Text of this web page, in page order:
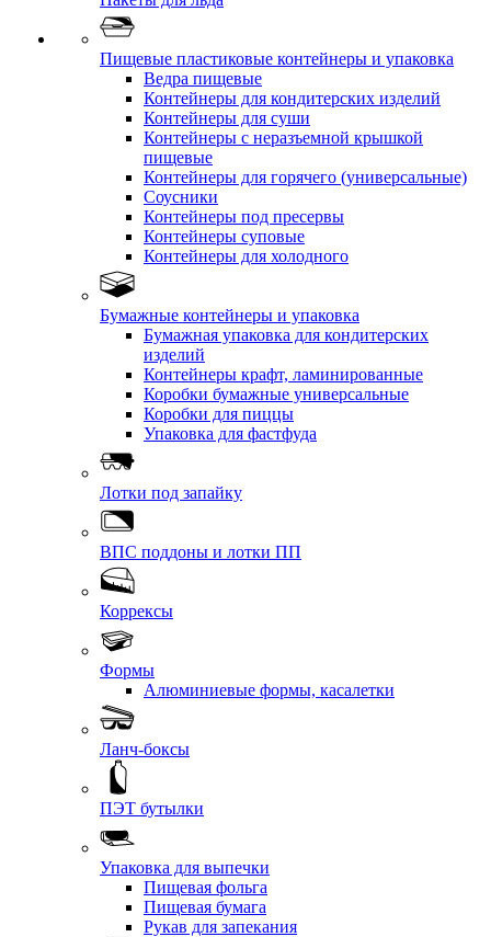
Пищевые пластиковые контейнеры и упаковка
Ведра пищевые
Контейнеры для кондитерских изделий
Контейнеры для суши
Контейнеры с неразъемной крышкой
пищевые
Контейнеры для горячего (универсальные)
Соусники
Контейнеры под пресервы
Контейнеры суповые
Контейнеры для холодного
Бумажные контейнеры и упаковка
Бумажная упаковка для кондитерских
изделий
Контейнеры крафт, ламинированные
Коробки бумажные универсальные
Коробки для пиццы
Упаковка для фастфуда
Лотки под запайку
ВПС поддоны и лотки ПП
Коррексы
Формы
Алюминиевые формы, касалетки
Ланч-боксы
ПЭТ бутылки
Упаковка для выпечки
Пищевая фольга
Пищевая бумага
Рукав для запекания